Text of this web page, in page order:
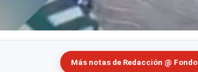
Más notas de Redacción @ Fondo